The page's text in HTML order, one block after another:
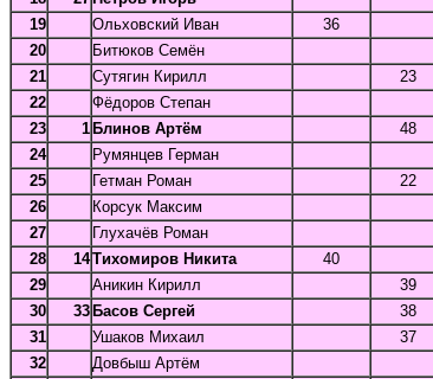
19
Ольховский Иван 36
20
Битюков Семён
21
Сутягин Кирилл 23
22
Фёдоров Степан
23
1 Блинов Артём 48
24
Румянцев Герман
25
Гетман Роман 22
26
Корсук Максим
27
Глухачёв Роман
28
14Тихомиров Никита 40
29
Аникин Кирилл 39
30
33 Басов Сергей 38
31
Ушаков Михаил 37
32
Довбыш Артём